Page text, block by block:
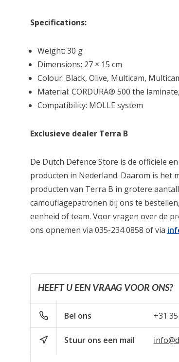
Specifications:
Weight: 30 g
Dimensions: 27 × 15 cm
Colour: Black, Olive, Multicam,
Material: CORDURA® 500 the
Compatibility: MOLLE system
Exclusieve dealer Terra B
De Dutch Defence Store is de officiële
producten in Nederland. Daarom is het
producten van Terra B in grotere
camouflagepatronen bij ons te
eenheid of team. Voor vragen over de
ons opnemen via 035-234 0858 of via
HEEFT U EEN VRAAG VOOR ONS?
Bel ons +31
Stuur ons een mail